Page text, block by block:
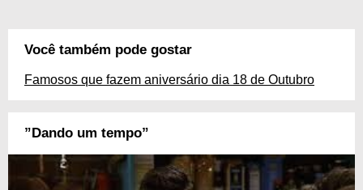
Você também pode gostar
Famosos que fazem aniversário dia 18 de Outubro
”Dando um tempo”